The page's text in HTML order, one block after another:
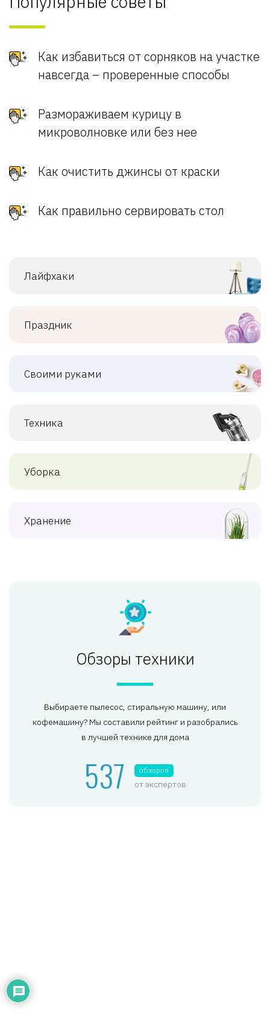
Как избавиться от сорняков на участке
навсегда – проверенные способы
Размораживаем курицу в
микроволновке или без нее
Как очистить джинсы от краски
Как правильно сервировать стол
Лайфхаки
Праздник
Своими руками
Техника
Уборка
Хранение
Обзоры техники
Выбираете пылесос, стиральную машину, или
кофемашину? Мы составили рейтинг и разобрались
в лучшей технике для дома
537 обзоров
от экспертов